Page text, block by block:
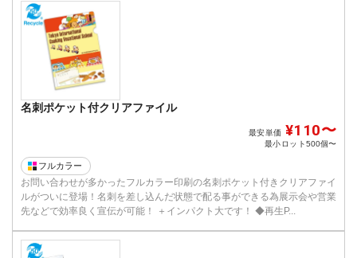
名刺ポケット付クリアファイル
最安単価 ¥110〜
最小ロット500個〜
フルカラー
お問い合わせが多かったフルカラー印刷の名刺ポケット付きクリアファイ
ルがついに登場！名刺を差し込んだ状態で配る事ができる為展示会や営業
先などで効率良く宣伝が可能！ ＋インパクト大です！ ◆再生P...